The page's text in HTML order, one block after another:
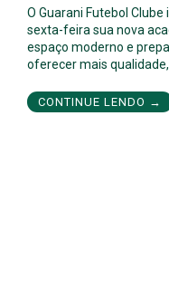
O Guarani Futebol
sexta-feira sua nova
espaço moderno e
oferecer mais
CONTINUE LENDO →